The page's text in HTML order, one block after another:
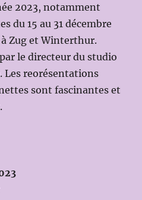
2023, notamment
du 15 au 31 décembre
Zug et Winterthur.
le directeur du studio
Les reorésentations
sont fascinantes et